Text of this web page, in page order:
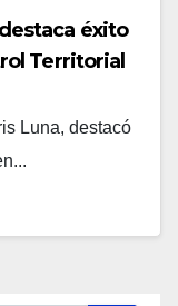
éxito
Territorial
Luna, destacó